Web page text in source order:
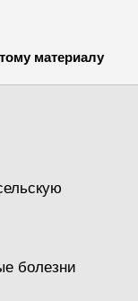
материалу
болезни